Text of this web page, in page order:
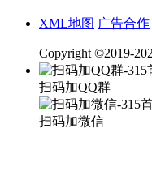
XML地图 广告合作
Copyright ©2019-
扫码加QQ群
扫码加微信